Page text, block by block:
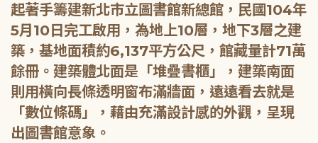
起著手籌建新北市立圖書館新總館，民國104年
5月10日完工啟用，為地上10層，地下3層之建
築，基地面積約6,137平方公尺，館藏量計71萬
餘冊。建築體北面是「堆疊書櫃」，建築南面
則用橫向長條透明窗布滿牆面，遠遠看去就是
「數位條碼」，藉由充滿設計感的外觀，呈現
出圖書館意象。